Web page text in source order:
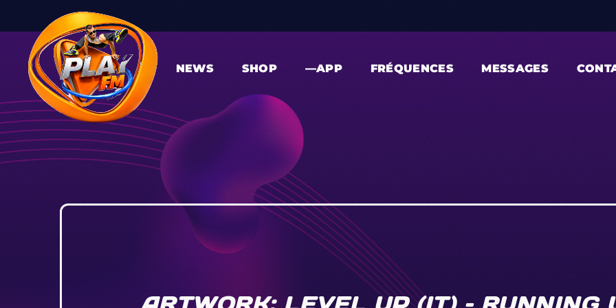
NEWS SHOP —APP FRÉQUENCES MESSAGES